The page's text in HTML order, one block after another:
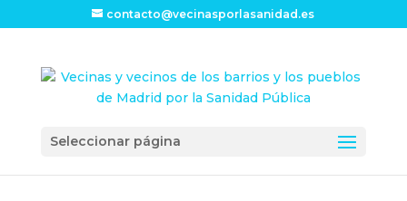
contacto@vecinasporlasanidad.es
Seleccionar página